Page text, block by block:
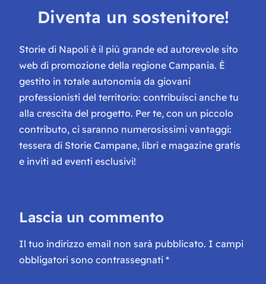
Diventa un sostenitore!
Storie di Napoli è il più grande ed autorevole sito
web di promozione della regione Campania. È
gestito in totale autonomia da giovani
professionisti del territorio: contribuisci anche tu
alla crescita del progetto. Per te, con un piccolo
contributo, ci saranno numerosissimi vantaggi:
tessera di Storie Campane, libri e magazine gratis
e inviti ad eventi esclusivi!
Lascia un commento
Il tuo indirizzo email non sarà pubblicato. I campi
obbligatori sono contrassegnati *